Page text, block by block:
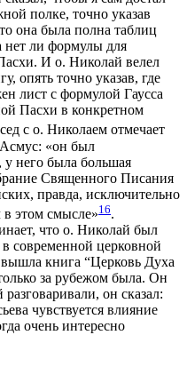
полке, точно указав
она была полна таблиц
нет ли формулы для
И о. Николай велел
опять точно указав, где
лист с формулой Гаусса
Пасхи в конкретном
с о. Николаем отмечает
«он был
у него была большая
Священного Писания
правда, исключительно
этом смысле»16.
что о. Николай был
в современной церковной
книга “Церковь Духа
за рубежом была. Он
он сказал:
чувствуется влияние
очень интересно